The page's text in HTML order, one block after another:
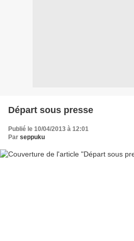
Départ sous presse
Publié le 10/04/2013 à 12:01
Par seppuku